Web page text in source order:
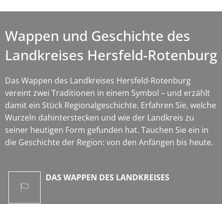
Wappen und Geschichte des
Landkreises Hersfeld-Rotenburg
Das Wappen des Landkreises Hersfeld-Rotenburg
vereint zwei Traditionen in einem Symbol – und erzählt
damit ein Stück Regionalgeschichte. Erfahren Sie, welche
Wurzeln dahinterstecken und wie der Landkreis zu
seiner heutigen Form gefunden hat. Tauchen Sie ein in
die Geschichte der Region: von den Anfängen bis heute.
DAS WAPPEN DES LANDKREISES